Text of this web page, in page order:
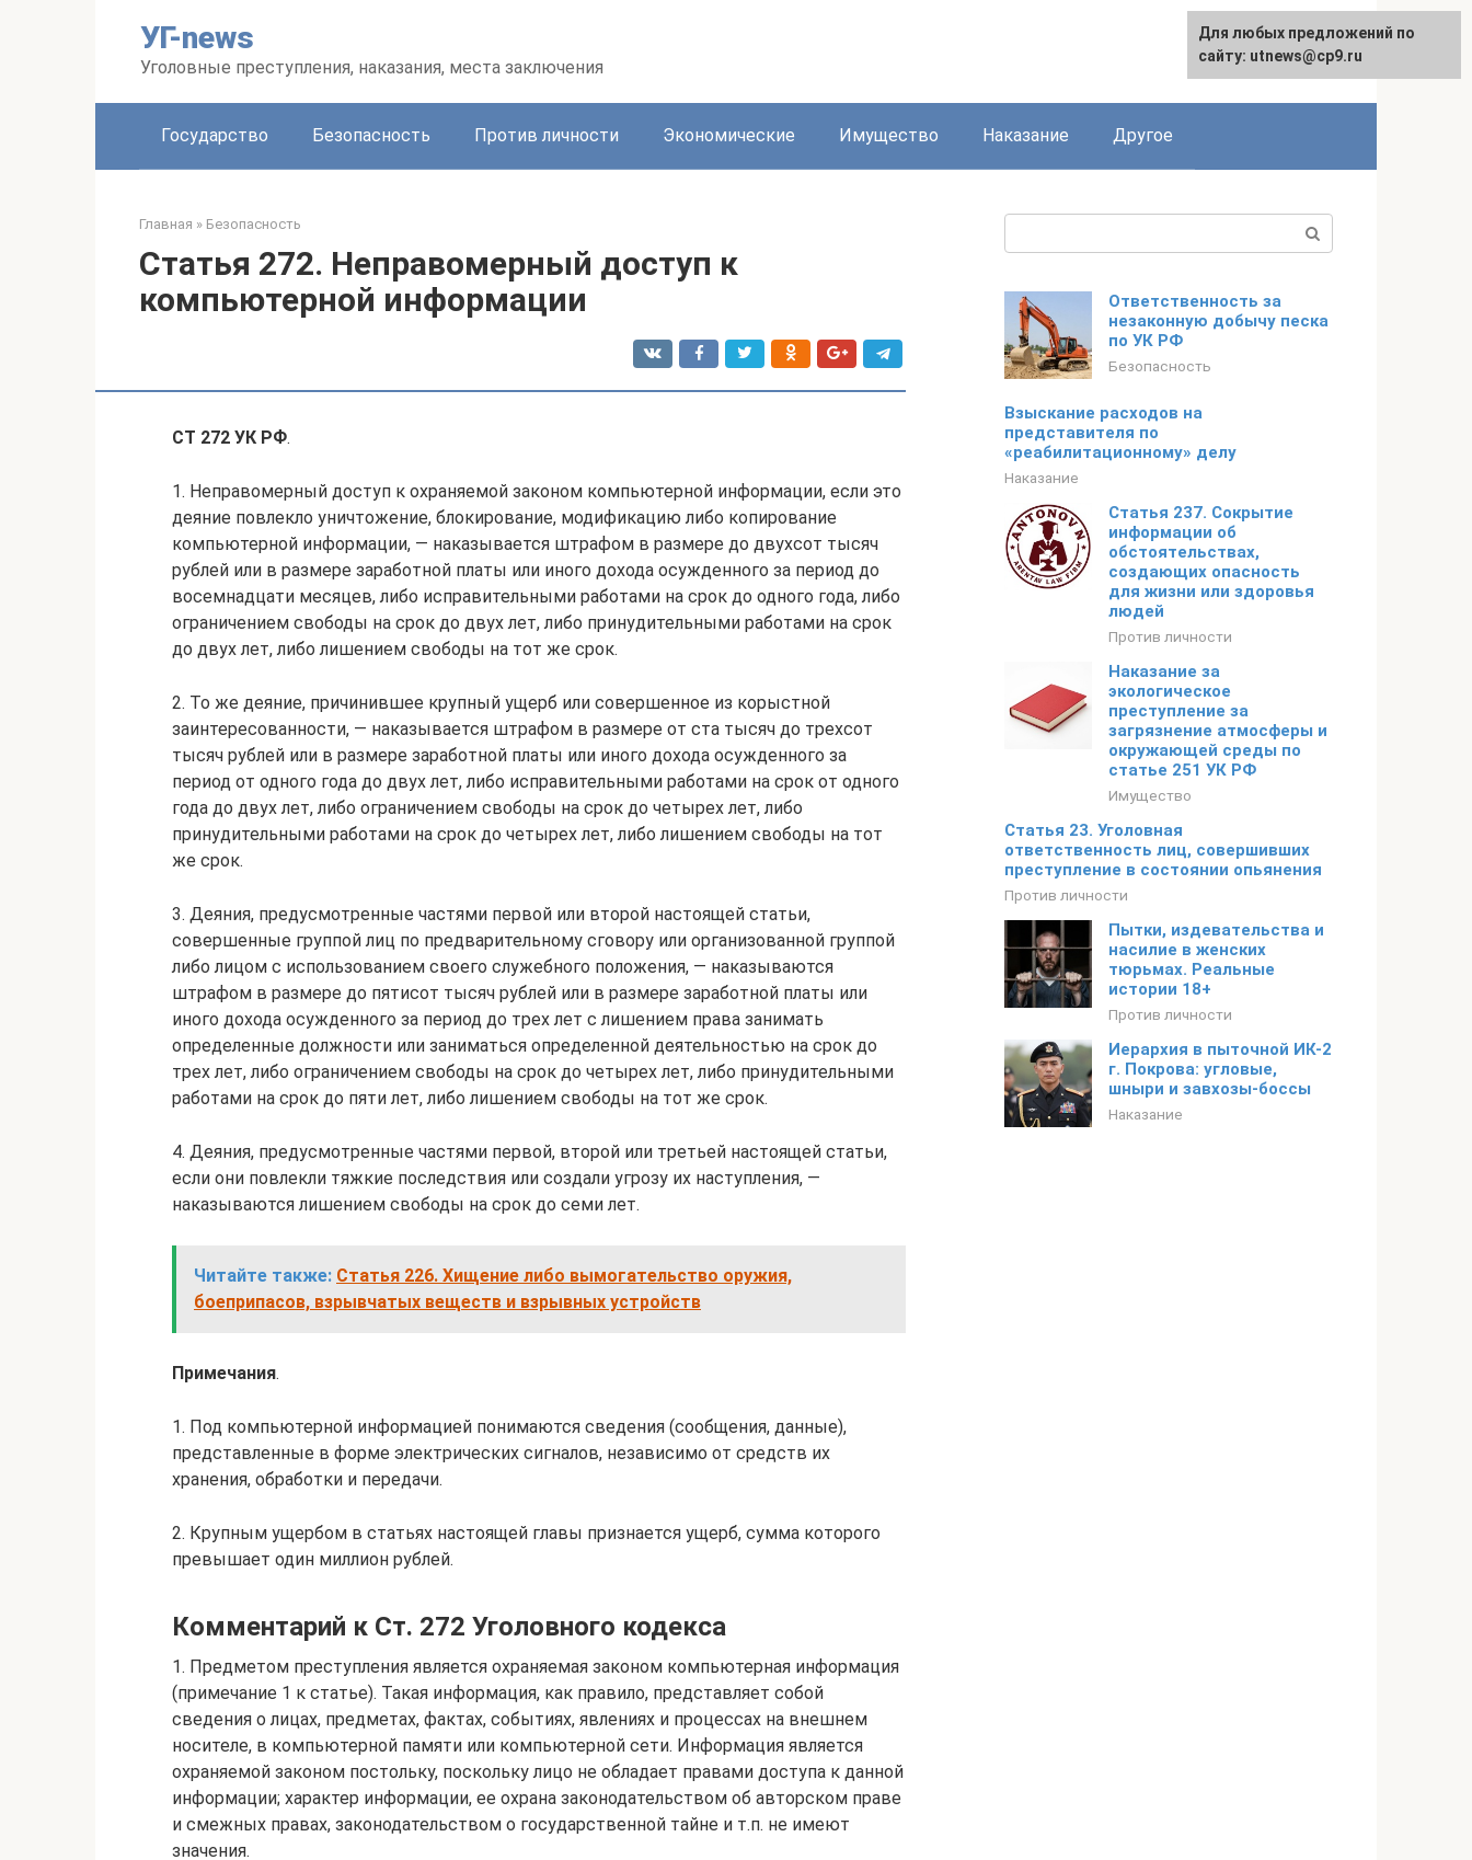
УГ-news
Уголовные преступления, наказания, места заключения
Государство Безопасность Против личности Экономические Имущество Наказание Другое
Главная » Безопасность
Статья 272. Неправомерный доступ к
компьютерной информации
СТ 272 УК РФ.
1. Неправомерный доступ к охраняемой законом компьютерной информации, если это
деяние повлекло уничтожение, блокирование, модификацию либо копирование
компьютерной информации, — наказывается штрафом в размере до двухсот тысяч
рублей или в размере заработной платы или иного дохода осужденного за период до
восемнадцати месяцев, либо исправительными работами на срок до одного года, либо
ограничением свободы на срок до двух лет, либо принудительными работами на срок
до двух лет, либо лишением свободы на тот же срок.
2. То же деяние, причинившее крупный ущерб или совершенное из корыстной
заинтересованности, — наказывается штрафом в размере от ста тысяч до трехсот
тысяч рублей или в размере заработной платы или иного дохода осужденного за
период от одного года до двух лет, либо исправительными работами на срок от одного
года до двух лет, либо ограничением свободы на срок до четырех лет, либо
принудительными работами на срок до четырех лет, либо лишением свободы на тот
же срок.
3. Деяния, предусмотренные частями первой или второй настоящей статьи,
совершенные группой лиц по предварительному сговору или организованной группой
либо лицом с использованием своего служебного положения, — наказываются
штрафом в размере до пятисот тысяч рублей или в размере заработной платы или
иного дохода осужденного за период до трех лет с лишением права занимать
определенные должности или заниматься определенной деятельностью на срок до
трех лет, либо ограничением свободы на срок до четырех лет, либо принудительными
работами на срок до пяти лет, либо лишением свободы на тот же срок.
4. Деяния, предусмотренные частями первой, второй или третьей настоящей статьи,
если они повлекли тяжкие последствия или создали угрозу их наступления, —
наказываются лишением свободы на срок до семи лет.
Читайте также: Статья 226. Хищение либо вымогательство оружия,
боеприпасов, взрывчатых веществ и взрывных устройств
Примечания.
1. Под компьютерной информацией понимаются сведения (сообщения, данные),
представленные в форме электрических сигналов, независимо от средств их
хранения, обработки и передачи.
2. Крупным ущербом в статьях настоящей главы признается ущерб, сумма которого
превышает один миллион рублей.
Комментарий к Ст. 272 Уголовного кодекса
1. Предметом преступления является охраняемая законом компьютерная информация
(примечание 1 к статье). Такая информация, как правило, представляет собой
сведения о лицах, предметах, фактах, событиях, явлениях и процессах на внешнем
носителе, в компьютерной памяти или компьютерной сети. Информация является
охраняемой законом постольку, поскольку лицо не обладает правами доступа к данной
информации; характер информации, ее охрана законодательством об авторском праве
и смежных правах, законодательством о государственной тайне и т.п. не имеют
значения.
Ответственность за
незаконную добычу песка
по УК РФ
Безопасность
Взыскание расходов на
представителя по
«реабилитационному» делу
Наказание
Статья 237. Сокрытие
информации об
обстоятельствах,
создающих опасность
для жизни или здоровья
людей
Против личности
Наказание за
экологическое
преступление за
загрязнение атмосферы и
окружающей среды по
статье 251 УК РФ
Имущество
Статья 23. Уголовная
ответственность лиц, совершивших
преступление в состоянии опьянения
Против личности
Пытки, издевательства и
насилие в женских
тюрьмах. Реальные
истории 18+
Против личности
Иерархия в пыточной ИК-2
г. Покрова: угловые,
шныри и завхозы-боссы
Наказание
Для любых предложений по
сайту: utnews@cp9.ru